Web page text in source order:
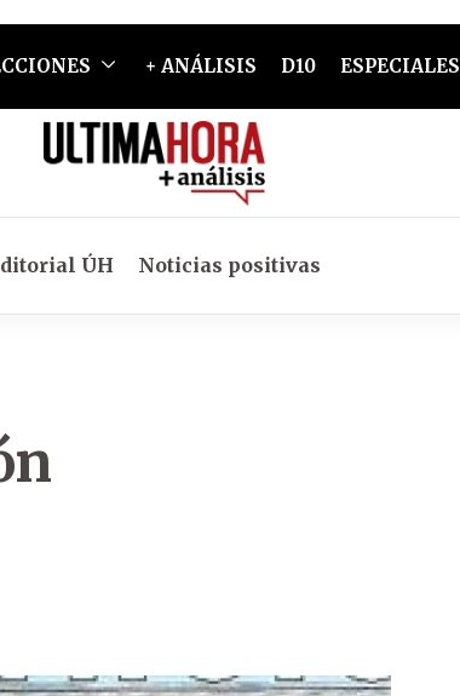
+ ANÁLISIS D10 ESPECIALES
ÚH Noticias positivas